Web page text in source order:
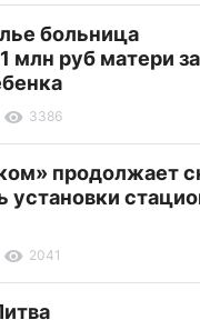
больница
млн руб матери за
3386
продолжает
установки
2041